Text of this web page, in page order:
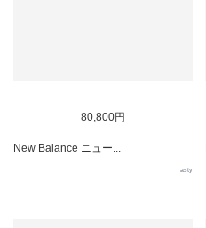
80,800円
New Balance ニュー...
asty